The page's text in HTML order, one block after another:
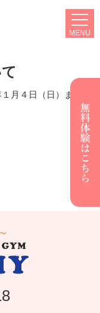
MENU
月４日（日）まで休